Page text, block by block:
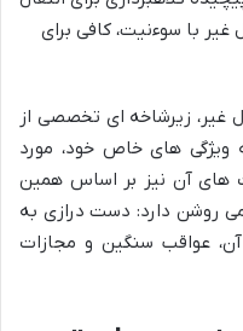
با سوءنیت، کافی برای
غیر، زیرشاخه ای تخصصی از
ویژگی های خاص خود، مورد
های آن نیز بر اساس همین
روشن دارد: دست درازی به
عواقب سنگین و مجازات